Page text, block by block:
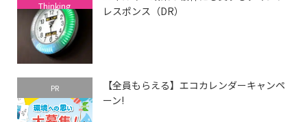
Thinking
レスポンス（DR）
PR
【全員もらえる】エコカレンダーキャンペ
ーン!